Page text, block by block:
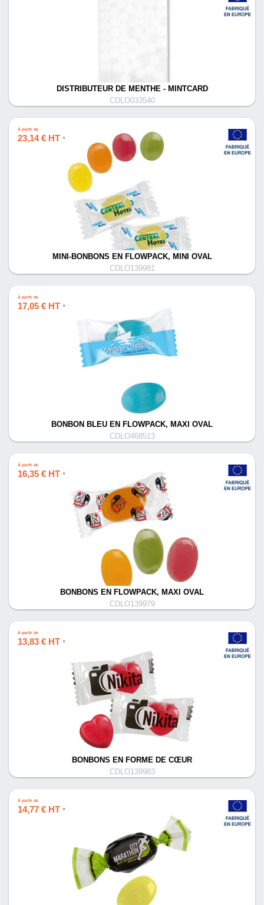
DISTRIBUTEUR DE MENTHE - MINTCARD
CDLO033540
À partir de
23,14 € HT *
MINI-BONBONS EN FLOWPACK, MINI OVAL
CDLO139981
À partir de
17,05 € HT *
BONBON BLEU EN FLOWPACK, MAXI OVAL
CDLO468513
À partir de
16,35 € HT *
BONBONS EN FLOWPACK, MAXI OVAL
CDLO139979
À partir de
13,83 € HT *
BONBONS EN FORME DE CŒUR
CDLO139983
À partir de
14,77 € HT *